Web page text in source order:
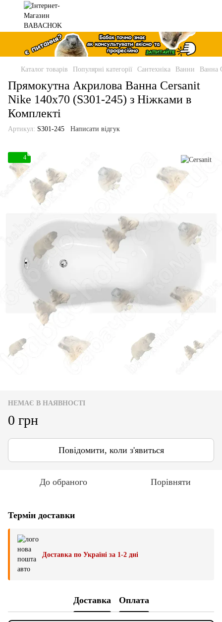
Каталог товарів Популярні категорії Сантехніка Ванни Ванна
Прямокутна Акрилова Ванна Cersanit
Nike 140x70 (S301-245) з Ніжками в
Комплекті
Артикул: S301-245 Написати відгук
4
НЕМАЄ В НАЯВНОСТІ
0 грн
Повідомити, коли з'явиться
До обраного Порівняти
Термін доставки
Доставка по Україні за 1-2 дні
Доставка Оплата